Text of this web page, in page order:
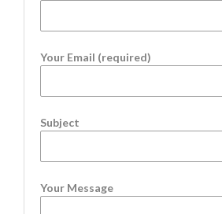
Your Email (required)
Subject
Your Message